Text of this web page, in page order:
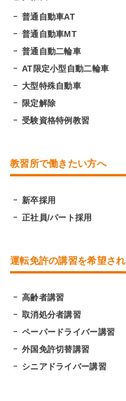
普通自動車AT
普通自動車MT
普通自動二輪車
AT限定小型自動二輪車
大型特殊自動車
限定解除
受験資格特例教習
教習所で働きたい方へ
新卒採用
正社員/パート採用
運転免許の講習を希望さ
高齢者講習
取消処分者講習
ペーパードライバー講習
外国免許切替講習
シニアドライバー講習